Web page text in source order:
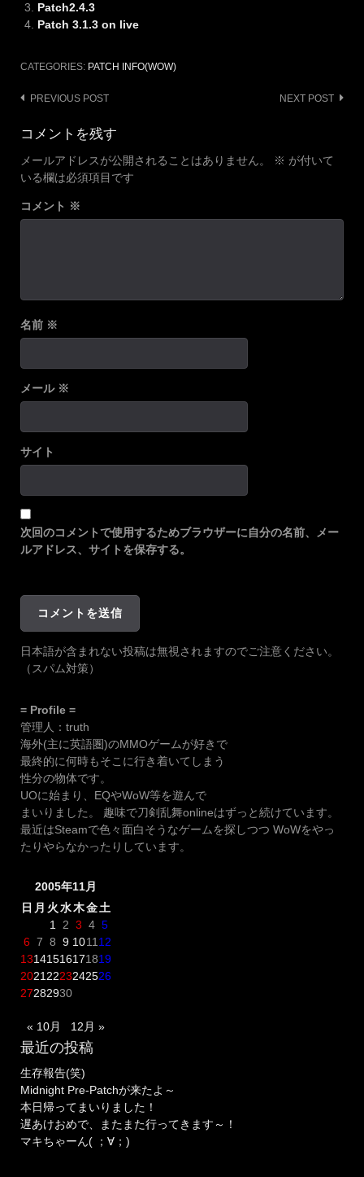
Patch2.4.3
Patch 3.1.3 on live
CATEGORIES: PATCH INFO(WOW)
Post
navigation
PREVIOUS POST NEXT POST
コメントを残す
メールアドレスが公開されることはありません。 ※ が付いて
いる欄は必須項目です
コメント ※
名前 ※
メール ※
サイト
次回のコメントで使用するためブラウザーに自分の名前、メー
ルアドレス、サイトを保存する。
日本語が含まれない投稿は無視されますのでご注意ください。
（スパム対策）
= Profile =
管理人：truth
海外(主に英語圏)のMMOゲームが好きで
最終的に何時もそこに行き着いてしまう
性分の物体です。
UOに始まり、EQやWoW等を遊んで
まいりました。 趣味で刀剣乱舞onlineはずっと続けています。
最近はSteamで色々面白そうなゲームを探しつつ WoWをやっ
たりやらなかったりしています。
2005年11月
日 月 火水木金土
1
2 3 4 5
6 7 8 9 1011 12
13141516171819
2021 2223242526
27282930
« 10月 12月 »
最近の投稿
生存報告(笑)
Midnight Pre-Patchが来たよ～
本日帰ってまいりました！
遅あけおめで、またまた行ってきます～！
マキちゃーん( ；∀；)